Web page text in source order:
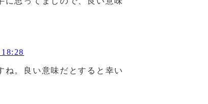
ね。良い意味だとすると幸い